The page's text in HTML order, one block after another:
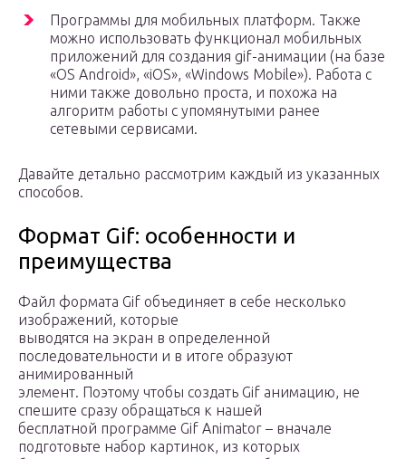
Программы для мобильных платформ. Также
можно использовать функционал мобильных
приложений для создания gif-анимации (на базе
«OS Android», «iOS», «Windows Mobile»). Работа с
ними также довольно проста, и похожа на
алгоритм работы с упомянутыми ранее
сетевыми сервисами.
Давайте детально рассмотрим каждый из указанных
способов.
Формат Gif: особенности и
преимущества
Файл формата Gif объединяет в себе несколько
изображений, которые
выводятся на экран в определенной
последовательности и в итоге образуют
анимированный
элемент. Поэтому чтобы создать Gif анимацию, не
спешите сразу обращаться к нашей
бесплатной программе Gif Animator – вначале
подготовьте набор картинок, из которых